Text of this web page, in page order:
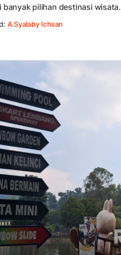
banyak pilihan destinasi wisata.
A.Syalaby Ichsan